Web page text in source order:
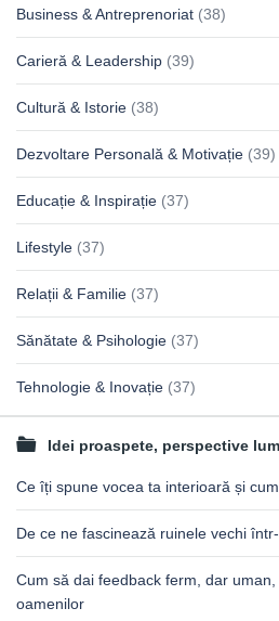
Business & Antreprenoriat (38)
Carieră & Leadership (39)
Cultură & Istorie (38)
Dezvoltare Personală & Motivație (39)
Educație & Inspirație (37)
Lifestyle (37)
Relații & Familie (37)
Sănătate & Psihologie (37)
Tehnologie & Inovație (37)
Idei proaspete, perspective
Ce îți spune vocea ta interioară și
De ce ne fascinează ruinele vechi
Cum să dai feedback ferm, dar
oamenilor